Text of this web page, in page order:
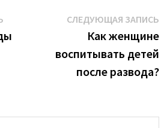
Предыдущая
запись:
СЛЕДУЮЩАЯ ЗАПИСЬ
Как женщине
воспитывать детей
после развода?